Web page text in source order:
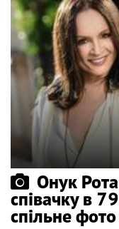
Онук
співачку в
спільне фото